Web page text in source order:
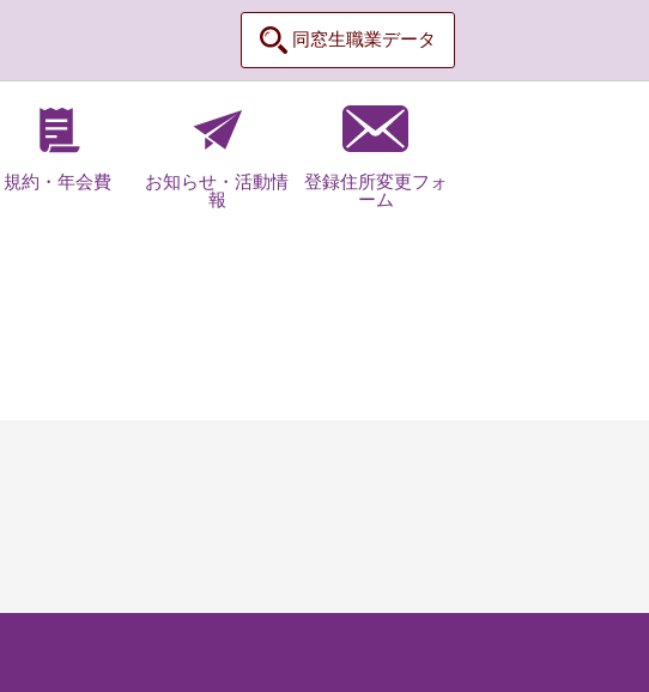
同窓生職業データ
規約・年会費
お知らせ・活動情
報
登録住所変更フォ
ーム